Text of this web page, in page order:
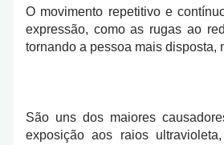
O movimento repetitivo e
expressão, como as rugas ao
tornando a pessoa mais disposta,
São uns dos maiores
exposição aos raios